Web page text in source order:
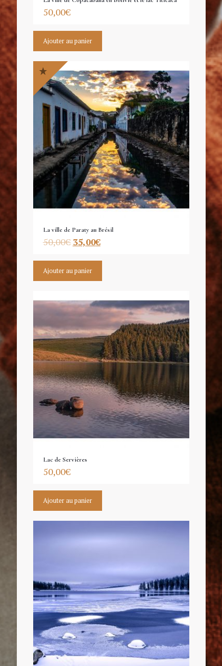
50,00€
Ajouter au panier
La ville de Paraty au Brésil
50,00€ 35,00€
Ajouter au panier
Lac de Servières
50,00€
Ajouter au panier